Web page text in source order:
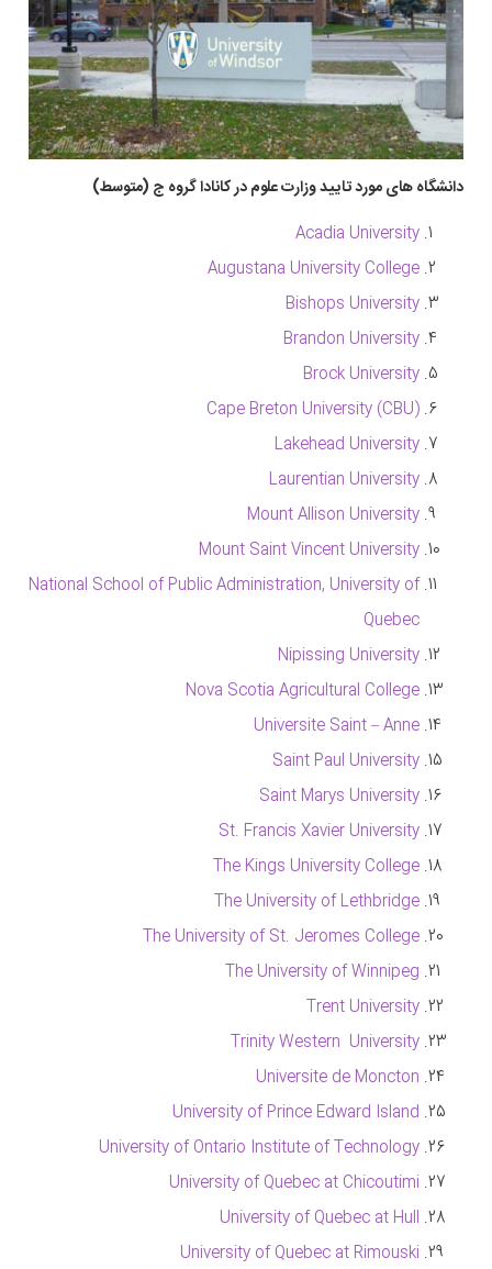
دانشگاه های مورد تایید وزارت علوم در کانادا گروه ج (متوسط)
Acadia University
Augustana University College
Bishops University
Brandon University
Brock University
Cape Breton University (CBU)
Lakehead University
Laurentian University
Mount Allison University
Mount Saint Vincent University
National School of Public Administration, University of
Quebec
Nipissing University
Nova Scotia Agricultural College
Universite Saint – Anne
Saint Paul University
Saint Marys University
St. Francis Xavier University
The Kings University College
The University of Lethbridge
The University of St. Jeromes College
The University of Winnipeg
Trent University
Trinity Western University
Universite de Moncton
University of Prince Edward Island
University of Ontario Institute of Technology
University of Quebec at Chicoutimi
University of Quebec at Hull
University of Quebec at Rimouski